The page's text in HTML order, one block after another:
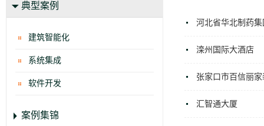
河北省华北制药
滦州国际大酒店
张家口市百信丽
汇智通大厦
典型案例
建筑智能化
系统集成
软件开发
案例集锦